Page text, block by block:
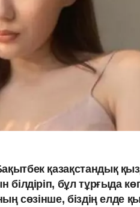
қазақстандық
бұл тұрғыда
сөзінше, біздің елде